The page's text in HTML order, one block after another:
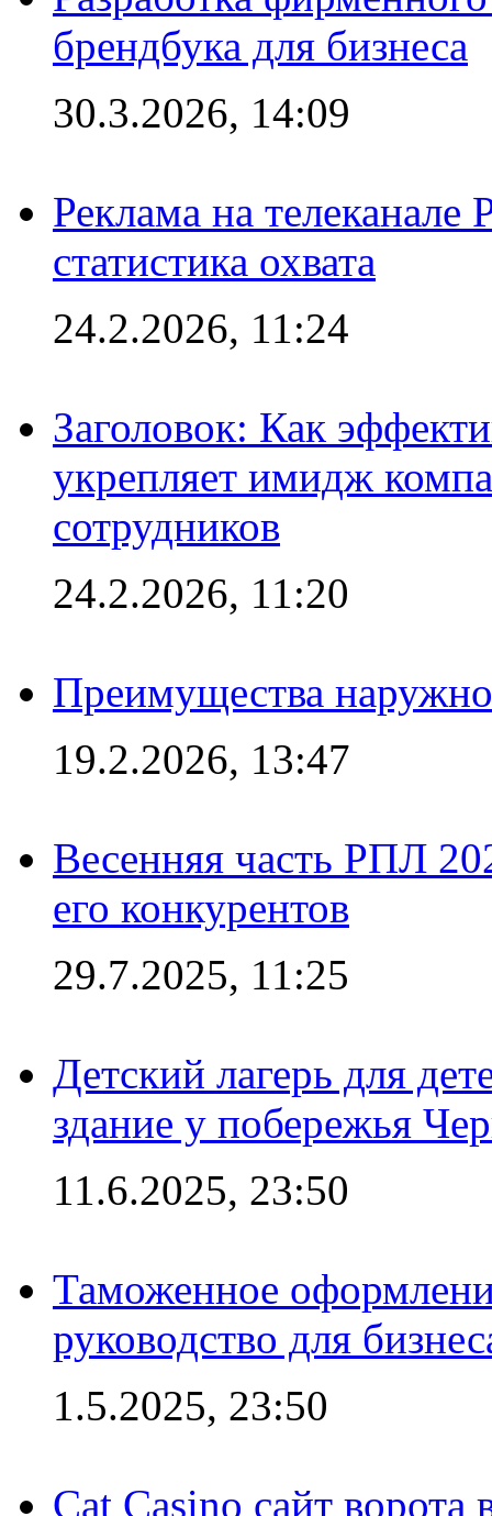
брендбука для бизнеса
30.3.2026, 14:09
Реклама на
статистика охвата
24.2.2026, 11:24
Заголовок: Как
укрепляет имидж
сотрудников
24.2.2026, 11:20
Преимущества
19.2.2026, 13:47
Весенняя часть РПЛ
его конкурентов
29.7.2025, 11:25
Детский лагерь для
здание у побережья
11.6.2025, 23:50
Таможенное
руководство для
1.5.2025, 23:50
Cat Casino сайт